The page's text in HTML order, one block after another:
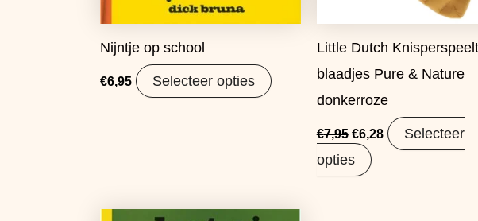
Nijntje op school
€6,95 Selecteer opties
Little Dutch
blaadjes Pure & Nature
donkerroze
€7,95 €6,28
Selecteer
opties